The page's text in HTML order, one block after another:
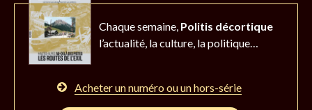
Chaque semaine, Politis décortique
l’actualité, la culture, la politique…
Acheter un numéro ou un hors-série